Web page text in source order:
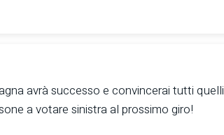
avrà successo e convincerai tutti quelli
a votare sinistra al prossimo giro!